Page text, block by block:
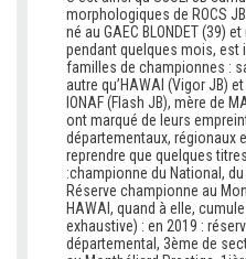
morphologiques de ROCS
né au GAEC BLONDET (39)
pendant quelques mois, est
familles de championnes :
autre qu’HAWAI (Vigor JB)
IONAF (Flash JB), mère de
ont marqué de leurs
départementaux, régionaux
reprendre que quelques
:championne du National,
Réserve championne au
HAWAI, quand à elle,
exhaustive) : en 2019 :
départemental, 3ème de